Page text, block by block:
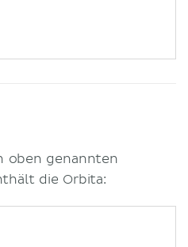
oben genannten
die Orbita: